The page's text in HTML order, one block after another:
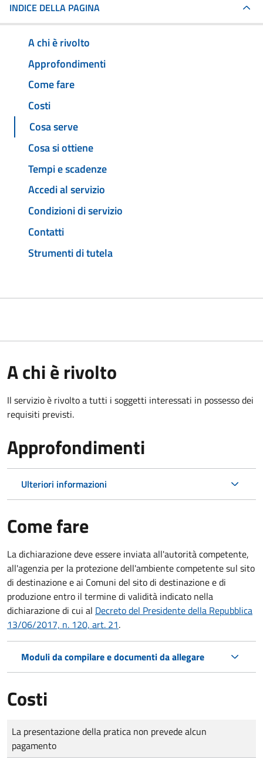
INDICE DELLA PAGINA
A chi è rivolto
Approfondimenti
Come fare
Costi
Cosa serve
Cosa si ottiene
Tempi e scadenze
Accedi al servizio
Condizioni di servizio
Contatti
Strumenti di tutela
A chi è rivolto
Il servizio è rivolto a tutti i soggetti interessati in possesso dei
requisiti previsti.
Approfondimenti
Ulteriori informazioni
Come fare
La dichiarazione deve essere inviata all'autorità competente,
all'agenzia per la protezione dell'ambiente competente sul sito
di destinazione e ai Comuni del sito di destinazione e di
produzione entro il termine di validità indicato nella
dichiarazione di cui al Decreto del Presidente della Repubblica
13/06/2017, n. 120, art. 21.
Moduli da compilare e documenti da allegare
Costi
Tipo di pagamento
Importo
La presentazione della pratica non prevede alcun
pagamento